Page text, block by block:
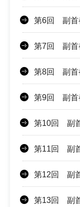
第6回 副首
第7回 副首
第8回 副首
第9回 副首
第10回 副
第11回 副
第12回 副
第13回 副